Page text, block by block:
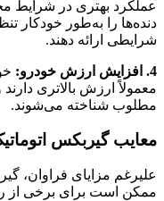
عملکرد بهتری در شرایط
دنده‌ها را به‌طور خودکار
شرایطی ارائه دهند.
4. افزایش ارزش خودرو:
معمولاً ارزش بالاتری
مطلوب شناخته می‌شوند.
معایب گیربکس
علیرغم مزایای فراوان،
ممکن است برای برخی از